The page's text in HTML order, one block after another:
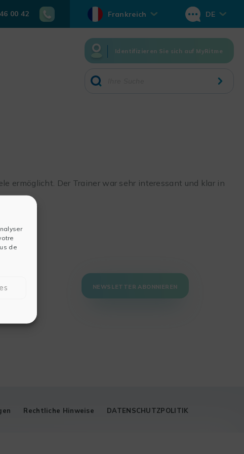
de
00 42 Frankreich DE
Identifizieren Sie sich auf MyRitme
ermöglicht. Der Trainer war sehr interessant und klar in
NEWSLETTER ABONNIEREN
Rechtliche Hinweise DATENSCHUTZPOLITIK